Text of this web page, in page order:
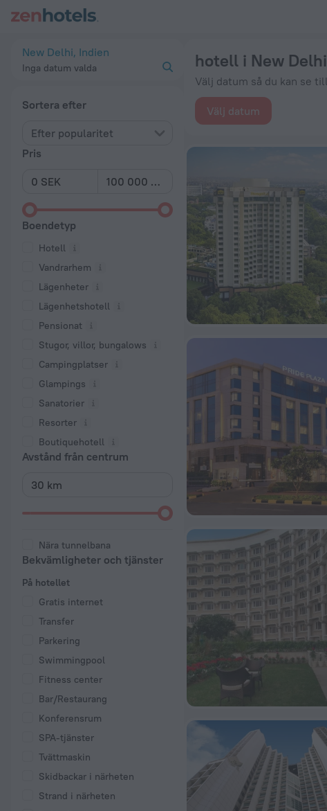
New Delhi, Indien
Inga datum valda
Sortera efter
Efter popularitet
Pris
Boendetyp
Hotell
Vandrarhem
Lägenheter
Lägenhetshotell
Pensionat
Stugor, villor, bungalows
Campingplatser
Glampings
Sanatorier
Resorter
Boutiquehotell
Avstånd från centrum
Nära tunnelbana
Bekvämligheter och tjänster
På hotellet
Gratis internet
Transfer
Parkering
Swimmingpool
Fitness center
Bar/Restaurang
Konferensrum
SPA-tjänster
Tvättmaskin
Skidbackar i närheten
Strand i närheten
hotell i New Delhi
Välj datum så du kan se
Välj datum
De 20 bästa hotell i New Delhi 2026 från 143 kr – boka nu på